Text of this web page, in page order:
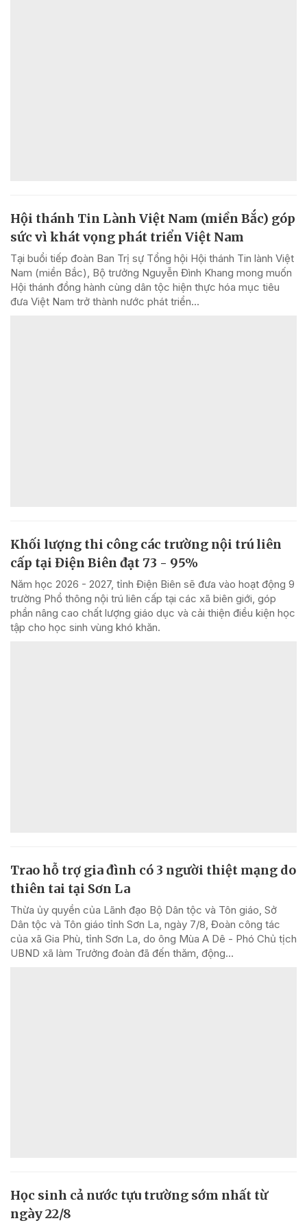
Hội thánh Tin Lành Việt Nam (miền Bắc) góp
sức vì khát vọng phát triển Việt Nam
Tại buổi tiếp đoàn Ban Trị sự Tổng hội Hội thánh Tin lành Việt
Nam (miền Bắc), Bộ trưởng Nguyễn Đình Khang mong muốn
Hội thánh đồng hành cùng dân tộc hiện thực hóa mục tiêu
đưa Việt Nam trở thành nước phát triển...
Khối lượng thi công các trường nội trú liên
cấp tại Điện Biên đạt 73 - 95%
Năm học 2026 - 2027, tỉnh Điện Biên sẽ đưa vào hoạt động 9
trường Phổ thông nội trú liên cấp tại các xã biên giới, góp
phần nâng cao chất lượng giáo dục và cải thiện điều kiện học
tập cho học sinh vùng khó khăn.
Trao hỗ trợ gia đình có 3 người thiệt mạng do
thiên tai tại Sơn La
Thừa ủy quyền của Lãnh đạo Bộ Dân tộc và Tôn giáo, Sở
Dân tộc và Tôn giáo tỉnh Sơn La, ngày 7/8, Đoàn công tác
của xã Gia Phù, tỉnh Sơn La, do ông Mùa A Dê - Phó Chủ tịch
UBND xã làm Trưởng đoàn đã đến thăm, động...
Học sinh cả nước tựu trường sớm nhất từ
ngày 22/8